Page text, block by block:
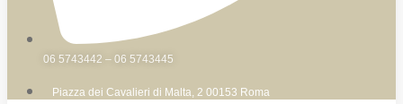
06 5743442 – 06 5743445
Piazza dei Cavalieri di Malta, 2 00153 Roma